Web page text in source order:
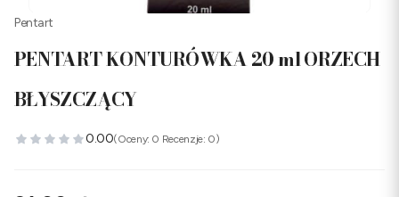
Pentart
PENTART KONTURÓWKA 20 ml ORZECH
BŁYSZCZĄCY
0.00(Oceny: 0 Recenzje: 0)